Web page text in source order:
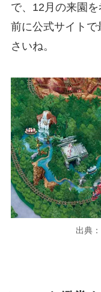
で、12月の来園
前に公式サイト
さいね。
出典：